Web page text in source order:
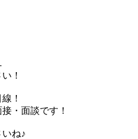
！
！
・面談です！
ね♪